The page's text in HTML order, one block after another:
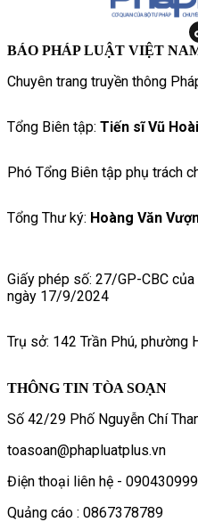
BÁO PHÁP LUẬT VIỆT
Chuyên trang truyền thông
Tổng Biên tập: Tiến sĩ Vũ
Phó Tổng Biên tập phụ trách
Tổng Thư ký: Hoàng Văn
Giấy phép số: 27/GP-CBC
ngày 17/9/2024
Trụ sở: 142 Trần Phú, phường
THÔNG TIN TÒA SOẠN
Số 42/29 Phố Nguyễn Chí
toasoan@phapluatplus.vn
Điện thoại liên hệ -
Quảng cáo : 0867378789